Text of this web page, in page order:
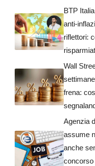
BTP
anti-
riflettori:
Wall
frena:
Agenzia
assume
anche
concorso